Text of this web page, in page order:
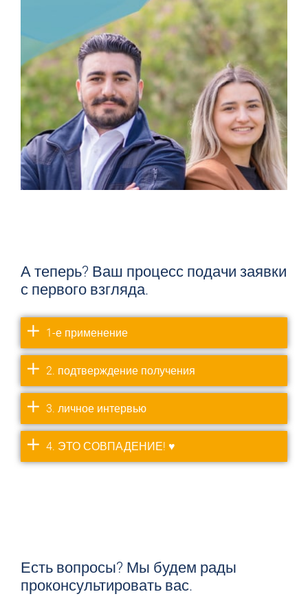
А теперь? Ваш процесс подачи заявки
с первого взгляда.
1-е применение
2. подтверждение получения
3. личное интервью
4. ЭТО СОВПАДЕНИЕ! ♥
Есть вопросы? Мы будем рады
проконсультировать вас.